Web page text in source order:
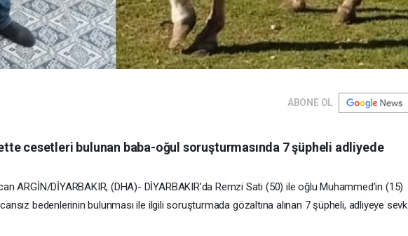
ABONE OL
cesetleri bulunan baba-oğul soruşturmasında 7 şüpheli adliyede
ARGİN/DİYARBAKIR, (DHA)- DİYARBAKIR'da Remzi Sati (50) ile oğlu Muhammed'in (15)
bedenlerinin bulunması ile ilgili soruşturmada gözaltına alınan 7 şüpheli, adliyeye sevk